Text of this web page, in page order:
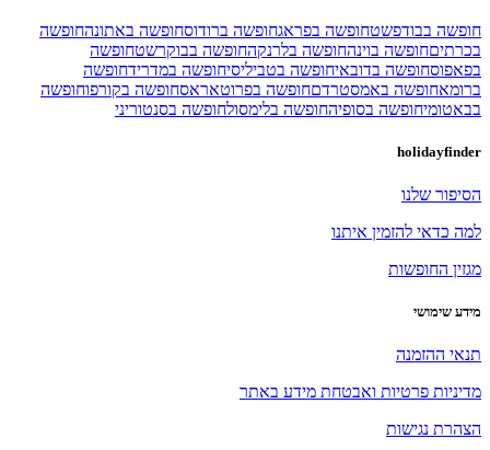
חופשה בבודפשטחופשה בפראגחופשה ברודוסחופשה באתונהחופשה
בכרתיםחופשה בוינהחופשה בלרנקהחופשה בבוקרשטחופשה
בפאפוסחופשה בדובאיחופשה בטביליסיחופשה במדרידחופשה
ברומאחופשה באמסטרדםחופשה בפרוטאראסחופשה בקורפוחופשה
בבאטומיחופשה בסופיהחופשה בלימסולחופשה בסנטוריני
holidayfinder
הסיפור שלנו
למה כדאי להזמין איתנו
מגזין החופשות
מידע שימושי
תנאי ההזמנה
מדיניות פרטיות ואבטחת מידע באתר
הצהרת נגישות